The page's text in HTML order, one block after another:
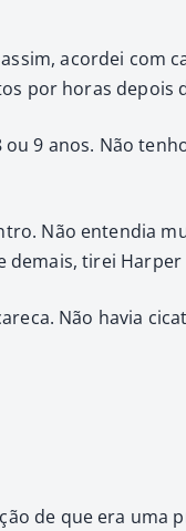
acordei com
por horas depois
9 anos. Não
Não enten­dia
tirei
Não havia
de que era